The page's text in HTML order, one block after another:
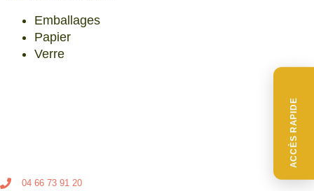
ACCÈS RAPIDE
Emballages
Papier
Verre
04 66 73 91 20